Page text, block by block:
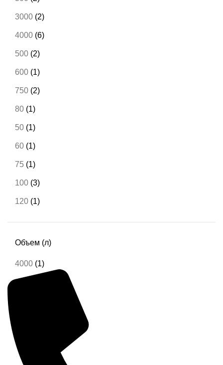
3000 (2)
4000 (6)
500 (2)
600 (1)
750 (2)
80 (1)
50 (1)
60 (1)
75 (1)
100 (3)
120 (1)
Объем (л)
4000 (1)